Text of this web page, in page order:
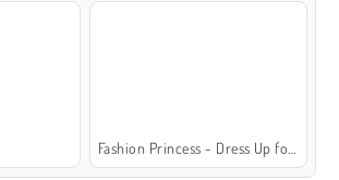
Fashion Princess - Dress Up for Girls